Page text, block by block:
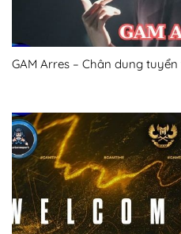
GAM Arres – Chân dung